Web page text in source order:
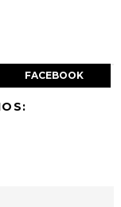
FACEBOOK